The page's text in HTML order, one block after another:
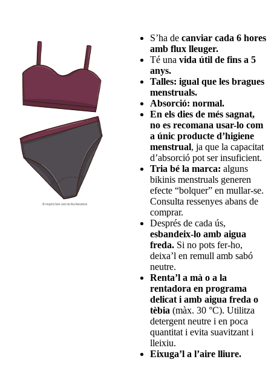
S’ha de canviar cada 6 hores
amb flux lleuger.
Té una vida útil de fins a 5
anys.
Talles: igual que les bragues
menstruals.
Absorció: normal.
En els dies de més sagnat,
no es recomana usar-lo com
a únic producte d’higiene
menstrual, ja que la capacitat
d’absorció pot ser insuficient.
Tria bé la marca: alguns
bikinis menstruals generen
efecte “bolquer” en mullar-se.
Consulta ressenyes abans de
comprar.
Després de cada ús,
esbandeix-lo amb aigua
freda. Si no pots fer-ho,
deixa’l en remull amb sabó
neutre.
Renta’l a mà o a la
rentadora en programa
delicat i amb aigua freda o
tèbia (màx. 30 °C). Utilitza
detergent neutre i en poca
quantitat i evita suavitzant i
lleixiu.
Eixuga’l a l’aire lliure.